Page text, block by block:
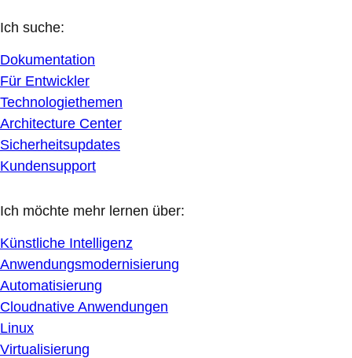
Ich suche:
Dokumentation
Für Entwickler
Technologiethemen
Architecture Center
Sicherheitsupdates
Kundensupport
Ich möchte mehr lernen über:
Künstliche Intelligenz
Anwendungsmodernisierung
Automatisierung
Cloudnative Anwendungen
Linux
Virtualisierung